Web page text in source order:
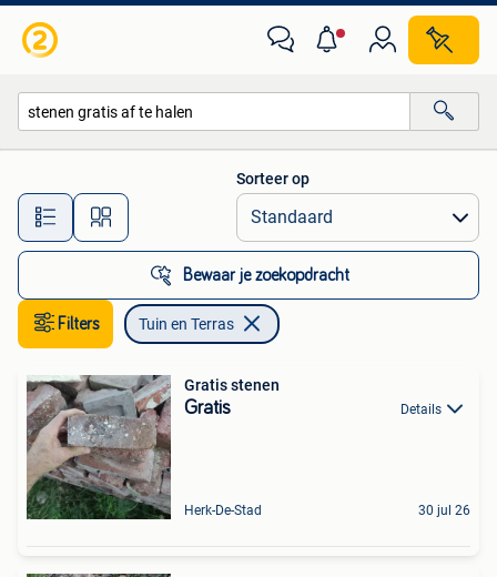
Alle afstanden…
Sorteer op
Bewaar je zoekopdracht
Filters Tuin en Terras
Gratis stenen
Gratis Details
Herk-De-Stad 30 jul 26